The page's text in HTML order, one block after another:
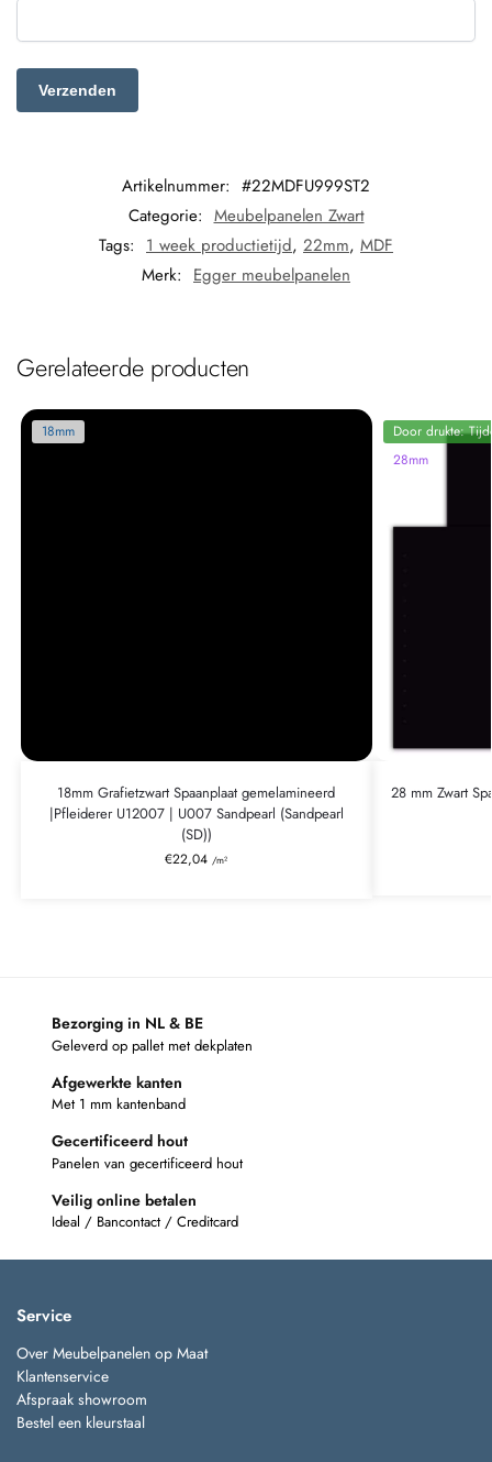
Artikelnummer: #22MDFU999ST2
Categorie: Meubelpanelen Zwart
Tags: 1 week productietijd, 22mm, MDF
Merk: Egger meubelpanelen
Gerelateerde producten
18mm
18mm Grafietzwart Spaanplaat gemelamineerd
|Pfleiderer U12007 | U007 Sandpearl (Sandpearl
(SD))
€22,04 /m²
Door drukte:
28mm
28 mm Zwart
Bezorging in NL & BE
Geleverd op pallet met dekplaten
Afgewerkte kanten
Met 1 mm kantenband
Gecertificeerd hout
Panelen van gecertificeerd hout
Veilig online betalen
Ideal / Bancontact / Creditcard
Service
Over Meubelpanelen op Maat
Klantenservice
Afspraak showroom
Bestel een kleurstaal